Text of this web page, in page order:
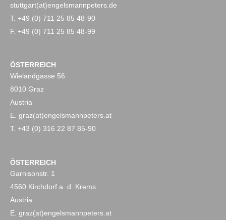
stuttgart(at)engelsmannpeters.de
T. +49 (0) 711 25 85 48-90
F. +49 (0) 711 25 85 48-99
ÖSTERREICH
Wielandgasse 56
8010 Graz
Austria
E. graz(at)engelsmannpeters.at
T. +43 (0) 316 22 87 85-90
ÖSTERREICH
Garnisonstr. 1
4560 Kirchdorf a. d. Krems
Austria
E. graz(at)engelsmannpeters.at